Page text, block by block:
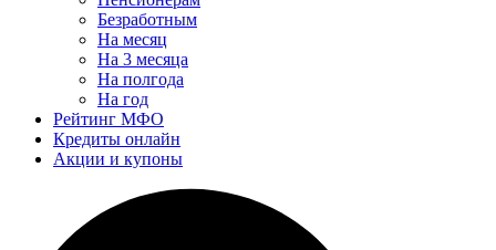
Безработным
На месяц
На 3 месяца
На полгода
На год
Рейтинг МФО
Кредиты онлайн
Акции и купоны